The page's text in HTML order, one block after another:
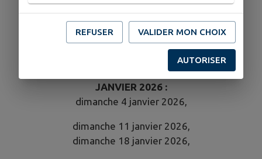
dimanche 21 décembre,
dimanche 26 décembre,
dimanche 28 décembre
JANVIER 2026 :
dimanche 4 janvier 2026,
dimanche 11 janvier 2026,
dimanche 18 janvier 2026,
REFUSER VALIDER MON CHOIX
AUTORISER